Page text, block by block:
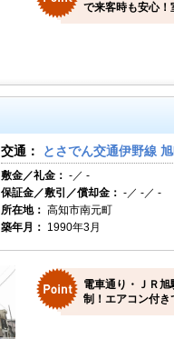
で来客時も安心！
交通： とさでん交通伊野線
敷金／礼金： -／ -
保証金／敷引／償却金： -／ -／ -
所在地： 高知市南元町
築年月： 1990年3月
電車通り・ＪＲ
制！エアコン付き